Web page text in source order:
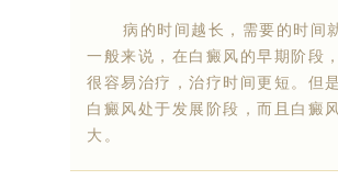
病的时间越长，需要的时间就
一般来说，在白癜风的早期阶段
很容易治疗，治疗时间更短。但
白癜风处于发展阶段，而且白癜
大。